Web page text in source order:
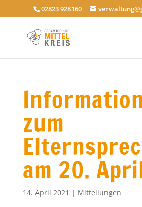
02823 928160
zum
am 20.
14. April 2021 | Mitteilungen